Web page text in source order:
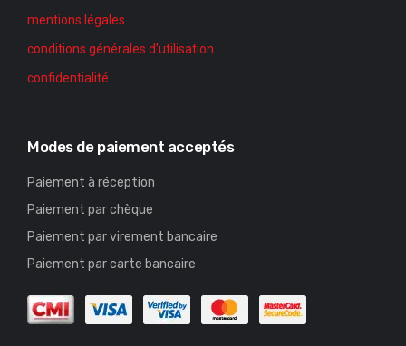
mentions légales
conditions générales d'utilisation
confidentialité
Modes de paiement acceptés
Paiement à réception
Paiement par chèque
Paiement par virement bancaire
Paiement par carte bancaire